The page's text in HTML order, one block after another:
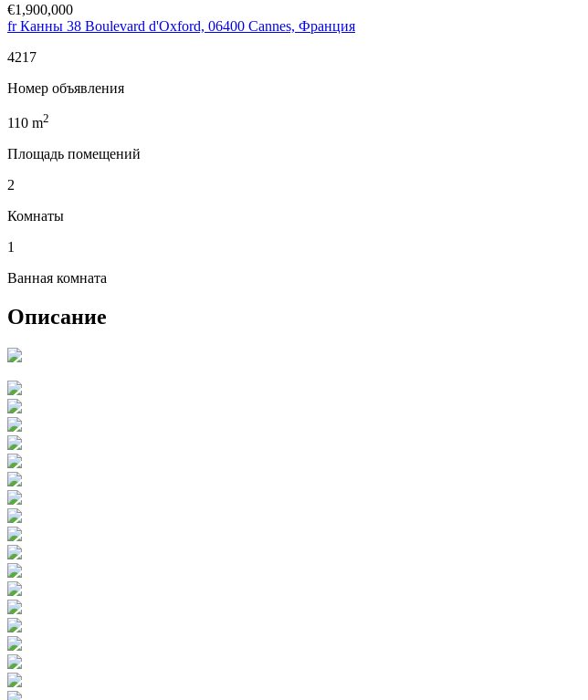
€1,900,000
fr Канны 38 Boulevard d'Oxford, 06400 Cannes, Франция
4217
Номер объявления
110 m2
Площадь помещений
2
Комнаты
1
Ванная комната
Описание